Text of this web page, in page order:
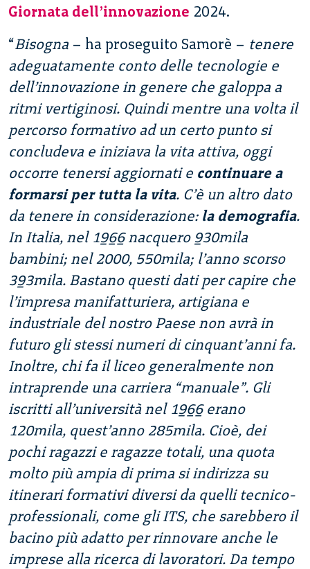
Giornata dell’innovazione 2024.
“Bisogna – ha proseguito Samorè – tenere
adeguatamente conto delle tecnologie e
dell’innovazione in genere che galoppa a
ritmi vertiginosi. Quindi mentre una volta il
percorso formativo ad un certo punto si
concludeva e iniziava la vita attiva, oggi
occorre tenersi aggiornati e continuare a
formarsi per tutta la vita. C’è un altro dato
da tenere in considerazione: la demografia.
In Italia, nel 1966 nacquero 930mila
bambini; nel 2000, 550mila; l’anno scorso
393mila. Bastano questi dati per capire che
l’impresa manifatturiera, artigiana e
industriale del nostro Paese non avrà in
futuro gli stessi numeri di cinquant’anni fa.
Inoltre, chi fa il liceo generalmente non
intraprende una carriera “manuale”. Gli
iscritti all’università nel 1966 erano
120mila, quest’anno 285mila. Cioè, dei
pochi ragazzi e ragazze totali, una quota
molto più ampia di prima si indirizza su
itinerari formativi diversi da quelli tecnico-
professionali, come gli ITS, che sarebbero il
bacino più adatto per rinnovare anche le
imprese alla ricerca di lavoratori. Da tempo